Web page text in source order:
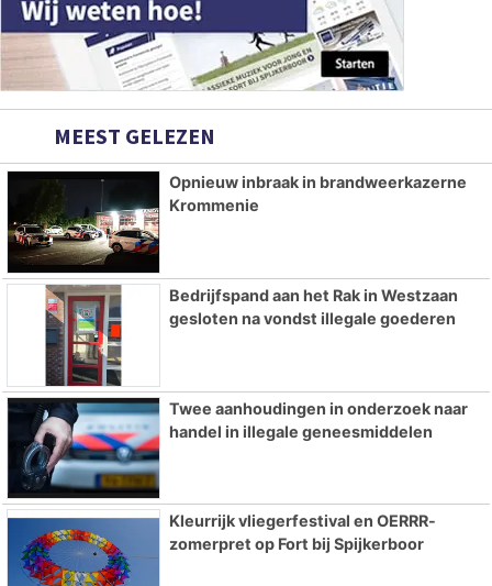
MEEST GELEZEN
Opnieuw inbraak in brandweerkazerne
Krommenie
Bedrijfspand aan het Rak in Westzaan
gesloten na vondst illegale goederen
Twee aanhoudingen in onderzoek naar
handel in illegale geneesmiddelen
Kleurrijk vliegerfestival en OERRR-
zomerpret op Fort bij Spijkerboor